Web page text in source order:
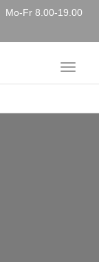
Mo-Fr 8.00-19.00
Toggle